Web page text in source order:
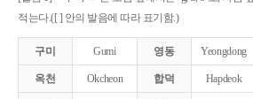
적는다.([ ] 안의 발음에 따라 표기함.)
구미 Gumi 영동 Yeongdong
옥천 Okcheon 합덕 Hapdeok